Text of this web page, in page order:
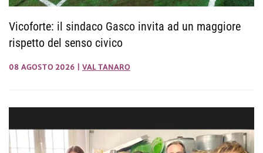
Vicoforte: il sindaco Gasco invita ad un maggiore
rispetto del senso civico
08 AGOSTO 2026 VAL TANARO